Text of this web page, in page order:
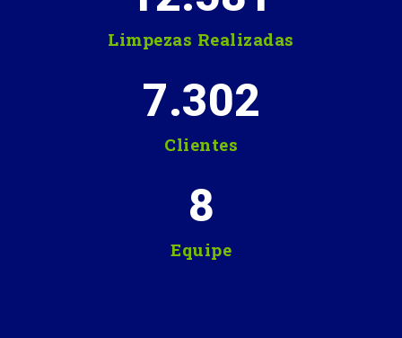
Limpezas Realizadas
Clientes
7.302
Equipe
8